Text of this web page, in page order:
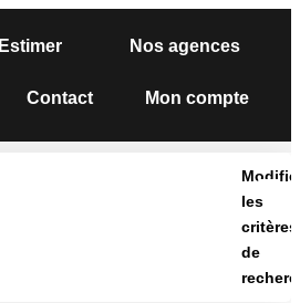
Estimer Nos agences
Contact Mon compte
les
critères
de